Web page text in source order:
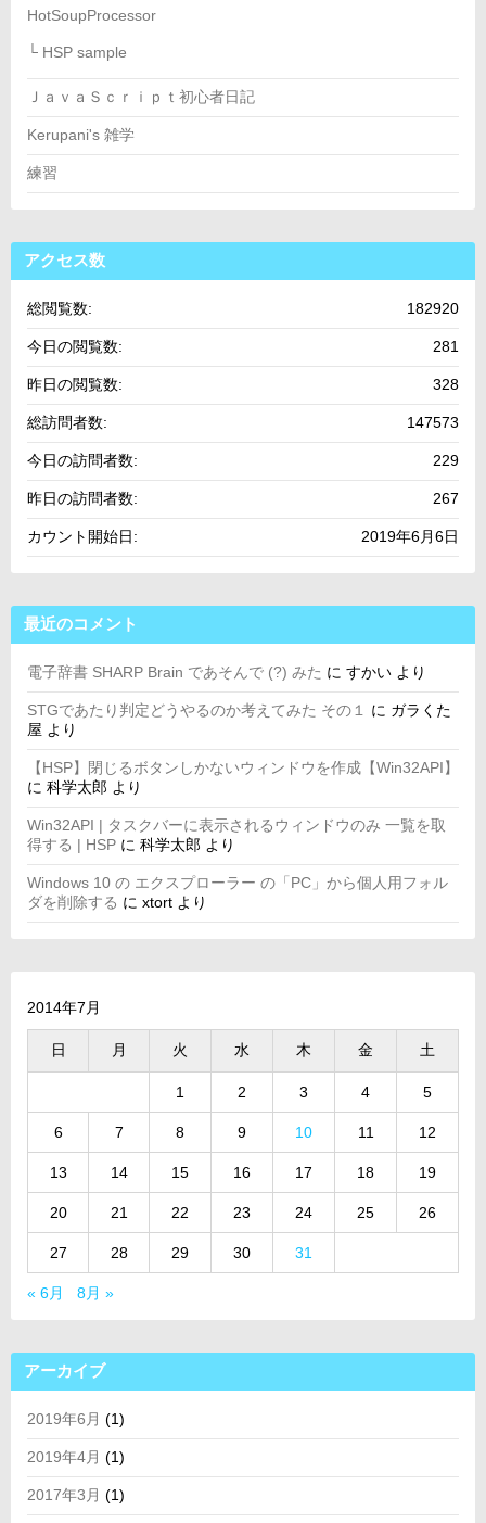
HotSoupProcessor
└ HSP sample
ＪａｖａＳｃｒｉｐｔ初心者日記
Kerupani's 雑学
練習
アクセス数
182920
総閲覧数:
281
今日の閲覧数:
328
昨日の閲覧数:
147573
総訪問者数:
229
今日の訪問者数:
267
昨日の訪問者数:
2019年6月6日
カウント開始日:
最近のコメント
電子辞書 SHARP Brain であそんで (?) みた に すかい より
STGであたり判定どうやるのか考えてみた その１ に ガラくた
屋 より
【HSP】閉じるボタンしかないウィンドウを作成【Win32API】
に 科学太郎 より
Win32API | タスクバーに表示されるウィンドウのみ 一覧を取
得する | HSP に 科学太郎 より
Windows 10 の エクスプローラー の「PC」から個人用フォル
ダを削除する に xtort より
2014年7月
日 月 火 水 木 金 土
1 2 3 4 5
6 7 8 9 10 11 12
13 14 15 16 17 18 19
20 21 22 23 24 25 26
27 28 29 30 31
« 6月 8月 »
アーカイブ
2019年6月 (1)
2019年4月 (1)
2017年3月 (1)